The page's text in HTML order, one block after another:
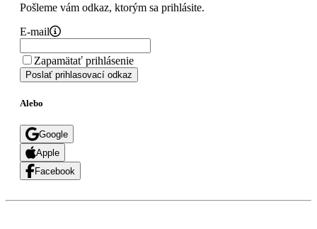
Pošleme vám odkaz, ktorým sa prihlásite.
E-mail
Zapamätať prihlásenie
Poslať prihlasovací odkaz
Alebo
Google
Apple
Facebook